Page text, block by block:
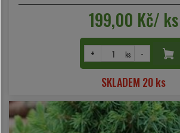
199,00 Kč/ ks
+ ks -
SKLADEM 20 ks